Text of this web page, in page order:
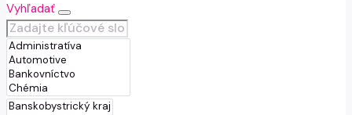
Vyhľadať